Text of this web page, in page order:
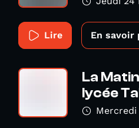
Lire En savoir
La
lycée
Mercredi